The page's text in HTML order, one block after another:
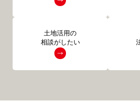
土地活用の
相談がしたい